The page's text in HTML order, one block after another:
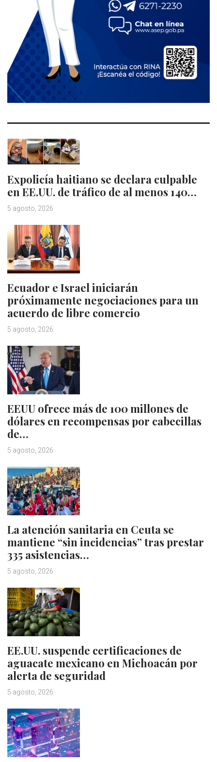
Expolicía haitiano se declara culpable
en EE.UU. de tráfico de al menos 140…
5 agosto, 2026
Ecuador e Israel iniciarán
próximamente negociaciones para un
acuerdo de libre comercio
5 agosto, 2026
EEUU ofrece más de 100 millones de
dólares en recompensas por cabecillas
de…
5 agosto, 2026
La atención sanitaria en Ceuta se
mantiene “sin incidencias” tras prestar
335 asistencias…
5 agosto, 2026
EE.UU. suspende certificaciones de
aguacate mexicano en Michoacán por
alerta de seguridad
5 agosto, 2026